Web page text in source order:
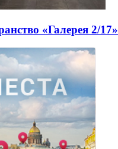
«Галерея 2/17»